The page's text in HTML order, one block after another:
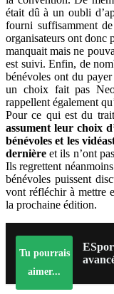
était dû à un oubli
fourni suffisamment
organisateurs ont donc
manquait mais ne
est suivi. Enfin, de
bénévoles ont du
un choix fait pas
rappellent également
Pour ce qui est du
assument leur choix
bénévoles et les
dernière et ils n’ont
Ils regrettent
bénévoles puissent
vont réfléchir à mettre
la prochaine édition.
Tu pourrais
aimer...